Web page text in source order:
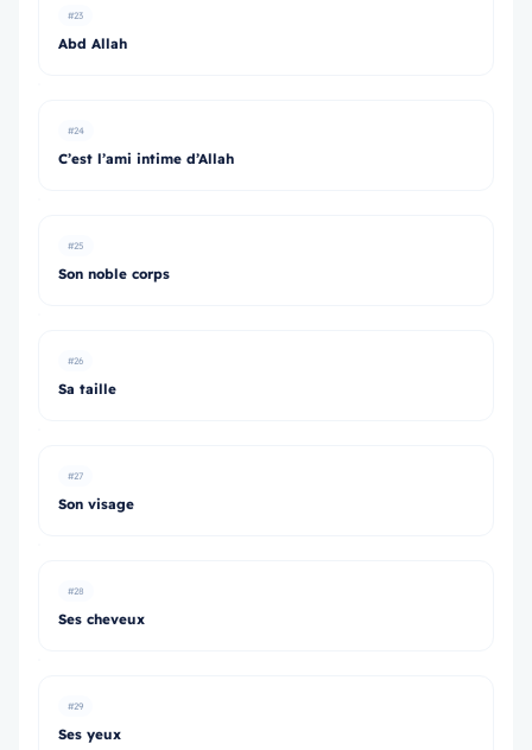
#23
Abd Allah
#24
C’est l’ami intime d’Allah
#25
Son noble corps
#26
Sa taille
#27
Son visage
#28
Ses cheveux
#29
Ses yeux